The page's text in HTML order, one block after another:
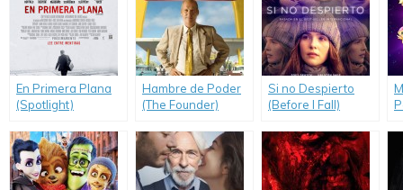
En Primera Plana
(Spotlight)
Hambre de Poder
(The Founder)
Si no Despierto
(Before I Fall)